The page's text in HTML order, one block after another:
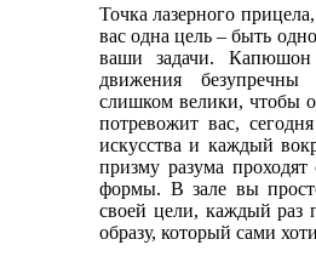
Точка лазерного
вас одна цель – быть
ваши задачи.
движения
слишком велики, чтобы
потревожит вас,
искусства и каждый
призму разума
формы. В зале вы
своей цели, каждый раз
образу, который сами